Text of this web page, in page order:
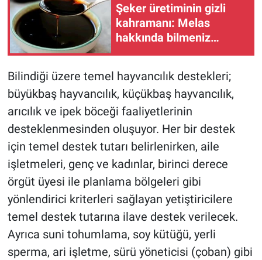
Şeker üretiminin gizli
kahramanı: Melas
hakkında bilmeniz
gerekenler
Bilindiği üzere temel hayvancılık destekleri;
büyükbaş hayvancılık, küçükbaş hayvancılık,
arıcılık ve ipek böceği faaliyetlerinin
desteklenmesinden oluşuyor. Her bir destek
için temel destek tutarı belirlenirken, aile
işletmeleri, genç ve kadınlar, birinci derece
örgüt üyesi ile planlama bölgeleri gibi
yönlendirici kriterleri sağlayan yetiştiricilere
temel destek tutarına ilave destek verilecek.
Ayrıca suni tohumlama, soy kütüğü, yerli
sperma, ari işletme, sürü yöneticisi (çoban) gibi